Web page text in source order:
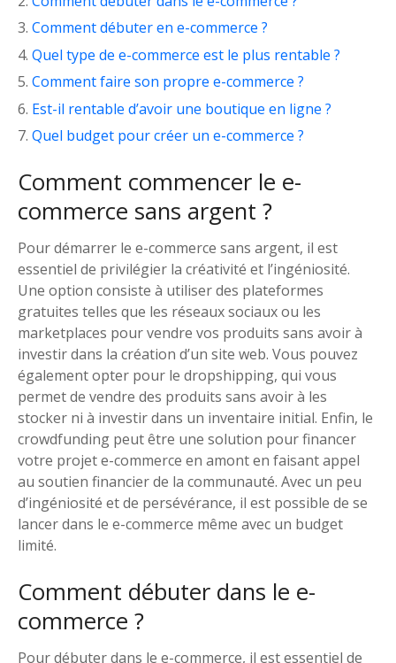
Comment débuter en e-commerce ?
Quel type de e-commerce est le plus rentable ?
Comment faire son propre e-commerce ?
Est-il rentable d’avoir une boutique en ligne ?
Quel budget pour créer un e-commerce ?
Comment commencer le e-
commerce sans argent ?
Pour démarrer le e-commerce sans argent, il est
essentiel de privilégier la créativité et l’ingéniosité.
Une option consiste à utiliser des plateformes
gratuites telles que les réseaux sociaux ou les
marketplaces pour vendre vos produits sans avoir à
investir dans la création d’un site web. Vous pouvez
également opter pour le dropshipping, qui vous
permet de vendre des produits sans avoir à les
stocker ni à investir dans un inventaire initial. Enfin, le
crowdfunding peut être une solution pour financer
votre projet e-commerce en amont en faisant appel
au soutien financier de la communauté. Avec un peu
d’ingéniosité et de persévérance, il est possible de se
lancer dans le e-commerce même avec un budget
limité.
Comment débuter dans le e-
commerce ?
Pour débuter dans le e-commerce, il est essentiel de